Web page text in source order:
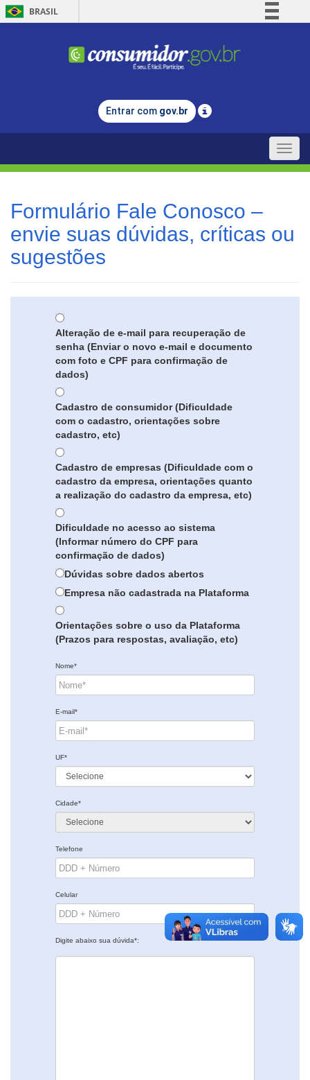
BRASIL
Comunica BR
Legislação
Entrar com gov.br
Toggle
Formulário Fale Conosco –
envie suas dúvidas, críticas ou
sugestões
Alteração de e-mail para recuperação de
senha (Enviar o novo e-mail e documento
com foto e CPF para confirmação de
dados)
Cadastro de consumidor (Dificuldade
com o cadastro, orientações sobre
cadastro, etc)
Cadastro de empresas (Dificuldade com o
cadastro da empresa, orientações quanto
a realização do cadastro da empresa, etc)
Dificuldade no acesso ao sistema
(Informar número do CPF para
confirmação de dados)
Dúvidas sobre dados abertos
Empresa não cadastrada na Plataforma
Orientações sobre o uso da Plataforma
(Prazos para respostas, avaliação, etc)
Nome*
E-mail*
UF*
Cidade*
Telefone
Celular
Digite abaixo sua dúvida*: